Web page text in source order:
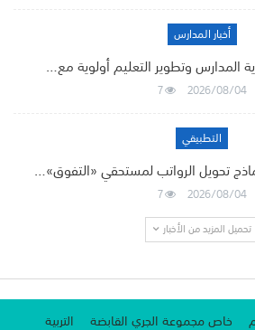
أخبار المدارس
المدارس وتطوير التعليم أولوية مع…
2026/08/04
7
التطبيقي
تحويل الرواتب لمستحقي «التفوق»…
2026/08/04
7
تحميل المزيد من الأخبار
خاص مجموعة الجري القابضة التربية